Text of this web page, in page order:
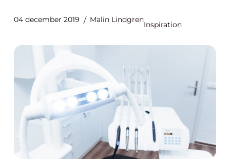
04 december 2019 Malin Lindgren
Inspiration